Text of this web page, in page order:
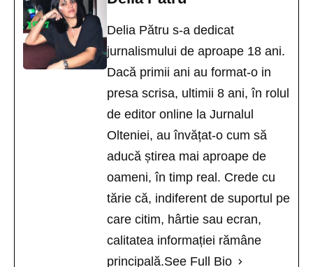
Delia Pătru s-a dedicat
jurnalismului de aproape 18 ani.
Dacă primii ani au format-o in
presa scrisa, ultimii 8 ani, în rolul
de editor online la Jurnalul
Olteniei, au învățat-o cum să
aducă știrea mai aproape de
oameni, în timp real. Crede cu
tărie că, indiferent de suportul pe
care citim, hârtie sau ecran,
calitatea informației rămâne
principală.See Full Bio